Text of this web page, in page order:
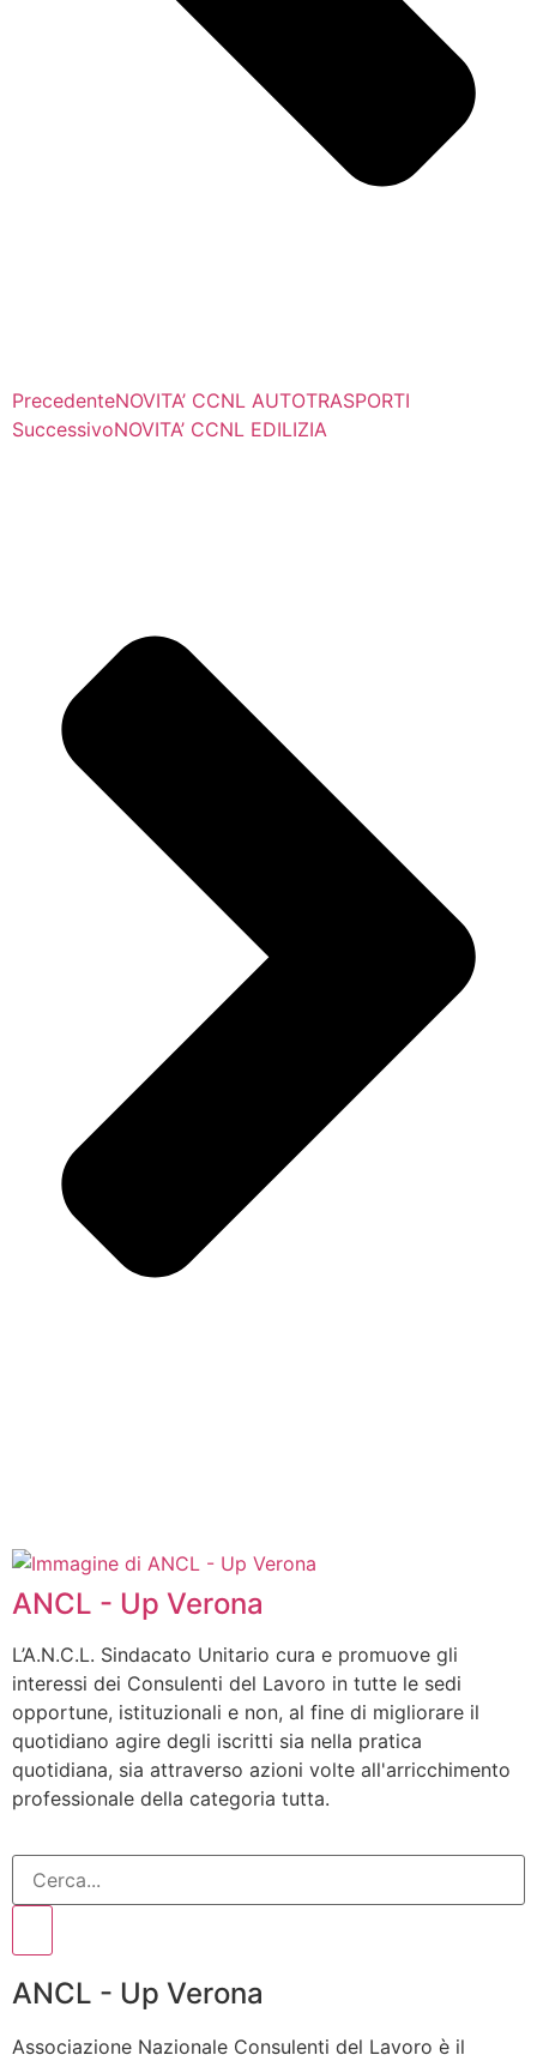
PrecedenteNOVITA’ CCNL AUTOTRASPORTI
SuccessivoNOVITA’ CCNL EDILIZIA
ANCL - Up Verona
L’A.N.C.L. Sindacato Unitario cura e promuove gli
interessi dei Consulenti del Lavoro in tutte le sedi
opportune, istituzionali e non, al fine di migliorare il
quotidiano agire degli iscritti sia nella pratica
quotidiana, sia attraverso azioni volte all'arricchimento
professionale della categoria tutta.
ANCL - Up Verona
Associazione Nazionale Consulenti del Lavoro è il